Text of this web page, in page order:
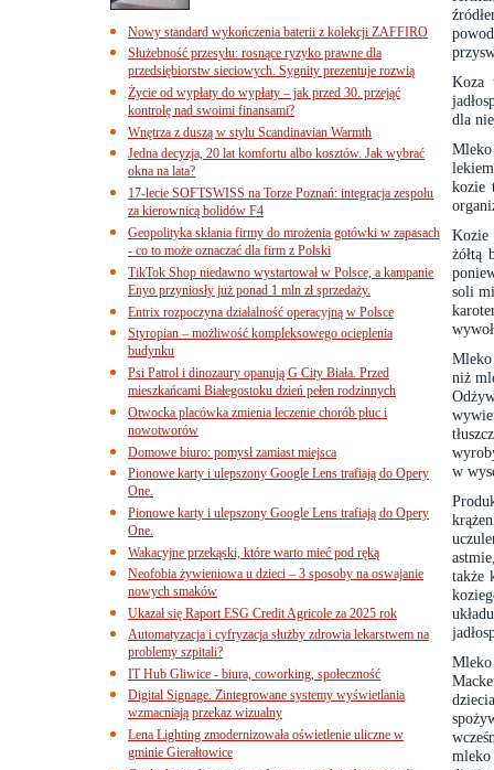
Koza
dla
kozie
Kozie
żółtą
soli
Mleko
niż
w
także
Nowy standard wykończenia baterii z kolekcji ZAFFIRO
Służebność przesyłu: rosnące ryzyko prawne dla
przedsiębiorstw sieciowych. Sygnity prezentuje rozwią
Życie od wypłaty do wypłaty – jak przed 30. przejąć
kontrolę nad swoimi finansami?
Wnętrza z duszą w stylu Scandinavian Warmth
Jedna decyzja, 20 lat komfortu albo kosztów. Jak wybrać
okna na lata?
17-lecie SOFTSWISS na Torze Poznań: integracja zespołu
za kierownicą bolidów F4
Geopolityka skłania firmy do mrożenia gotówki w zapasach
- co to może oznaczać dla firm z Polski
TikTok Shop niedawno wystartował w Polsce, a kampanie
Enyo przyniosły już ponad 1 mln zł sprzedaży.
Entrix rozpoczyna działalność operacyjną w Polsce
Styropian – możliwość kompleksowego ocieplenia
budynku
Psi Patrol i dinozaury opanują G City Biała. Przed
mieszkańcami Białegostoku dzień pełen rodzinnych
Otwocka placówka zmienia leczenie chorób płuc i
nowotworów
Domowe biuro: pomysł zamiast miejsca
Pionowe karty i ulepszony Google Lens trafiają do Opery
One.
Pionowe karty i ulepszony Google Lens trafiają do Opery
One.
Wakacyjne przekąski, które warto mieć pod ręką
Neofobia żywieniowa u dzieci – 3 sposoby na oswajanie
nowych smaków
Ukazał się Raport ESG Credit Agricole za 2025 rok
Automatyzacja i cyfryzacja służby zdrowia lekarstwem na
problemy szpitali?
IT Hub Gliwice - biura, coworking, społeczność
Digital Signage. Zintegrowane systemy wyświetlania
wzmacniają przekaz wizualny
Lena Lighting zmodernizowała oświetlenie uliczne w
gminie Gierałtowice